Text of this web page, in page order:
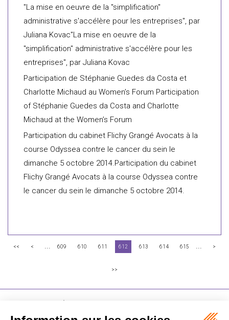
"La mise en oeuvre de la "simplification"
administrative s'accélère pour les entreprises", par
Juliana Kovac"La mise en oeuvre de la
"simplification" administrative s'accélère pour les
entreprises", par Juliana Kovac
Participation de Stéphanie Guedes da Costa et
Charlotte Michaud au Women’s Forum Participation
of Stéphanie Guedes da Costa and Charlotte
Michaud at the Women’s Forum
Participation du cabinet Flichy Grangé Avocats à la
course Odyssea contre le cancer du sein le
dimanche 5 octobre 2014.Participation du cabinet
Flichy Grangé Avocats à la course Odyssea contre
le cancer du sein le dimanche 5 octobre 2014.
<< < ... 609 610 611 612 613 614 615 ... >
>>
16-18 Rue du 4 Septembre - 75002 Paris